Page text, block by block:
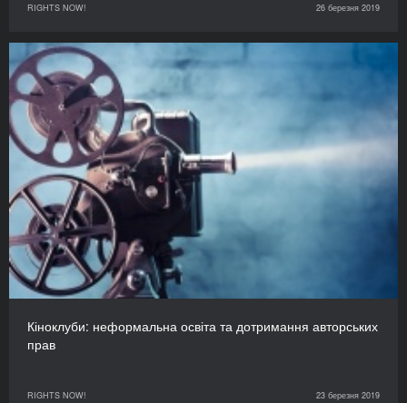
RIGHTS NOW! 26 березня 2019
Кіноклуби: неформальна освіта та дотримання авторських
прав
RIGHTS NOW! 23 березня 2019